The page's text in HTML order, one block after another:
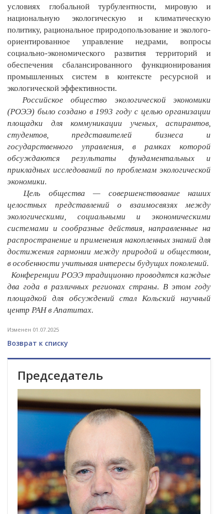
условиях глобальной турбулентности, мировую и
национальную экологическую и климатическую
политику, рациональное природопользование и эколого-
ориентированное управление недрами, вопросы
социально-экономического развития территорий и
обеспечения сбалансированного функционирования
промышленных систем в контексте ресурсной и
экологической эффективности.
Российское общество экологической экономики
(РОЭЭ) было создано в 1993 году с целью организации
площадки для коммуникации ученых, аспирантов,
студентов, представителей бизнеса и
государственного управления, в рамках которой
обсуждаются результаты фундаментальных и
прикладных исследований по проблемам экологической
экономики.
Цель общества — совершенствование наших
целостных представлений о взаимосвязях между
экологическими, социальными и экономическими
системами и сообразные действия, направленные на
распространение и применения накопленных знаний для
достижения гармонии между природой и обществом,
в особенности учитывая интересы будущих поколений.
Конференции РОЭЭ традиционно проводятся каждые
два года в различных регионах страны. В этом году
площадкой для обсуждений стал Кольский научный
центр РАН в Апатитах.
Изменен 01.07.2025
Возврат к списку
Председатель